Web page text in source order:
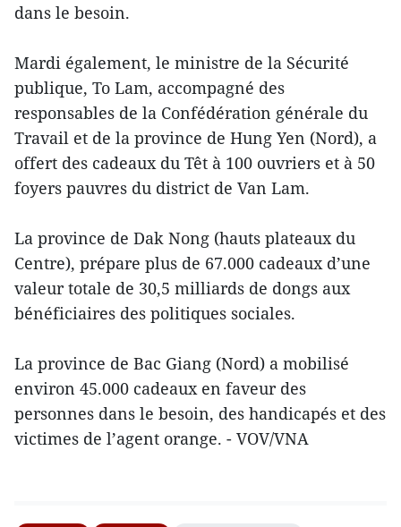
dans le besoin.
Mardi également, le ministre de la Sécurité
publique, To Lam, accompagné des
responsables de la Confédération générale du
Travail et de la province de Hung Yen (Nord), a
offert des cadeaux du Têt à 100 ouvriers et à 50
foyers pauvres du district de Van Lam.
La province de Dak Nong (hauts plateaux du
Centre), prépare plus de 67.000 cadeaux d’une
valeur totale de 30,5 milliards de dongs aux
bénéficiaires des politiques sociales.
La province de Bac Giang (Nord) a mobilisé
environ 45.000 cadeaux en faveur des
personnes dans le besoin, des handicapés et des
victimes de l’agent orange. - VOV/VNA